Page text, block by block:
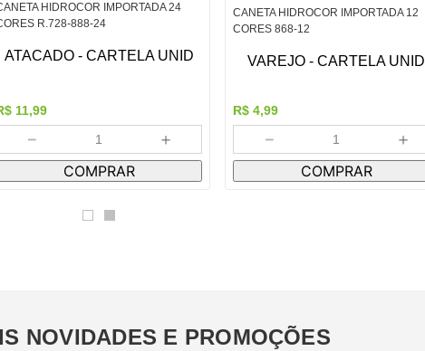
HIDROCOR IMPORTADA 24
R.728-888-24
ATACADO - CARTELA UNID
11,99
＋
－
COMPRAR
CANETA HIDROCOR IMPORTADA 12
CORES 868-12
VAREJO - CARTELA UNID
R$ 4,99
＋
－
COMPRAR
NOVIDADES E PROMOÇÕES